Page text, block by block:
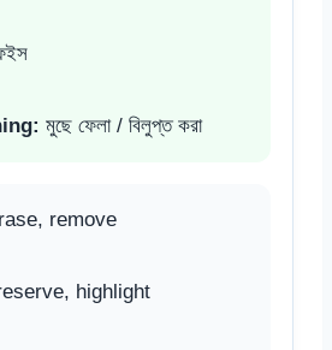
মুছে ফেলা / বিলুপ্ত করা
remove
highlight